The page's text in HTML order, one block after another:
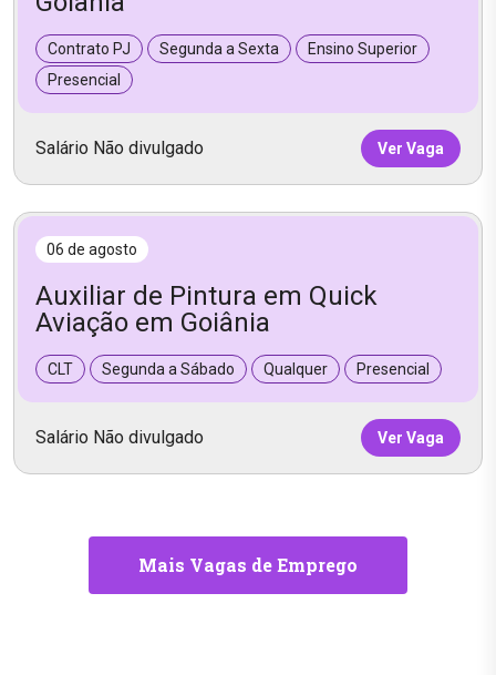
Contrato PJ Segunda a Sexta
Ensino Superior
Presencial
Salário Não divulgado Ver Vaga
06 de agosto
Auxiliar de Pintura em Quick
Aviação em Goiânia
CLT Segunda a Sábado Qualquer Presencial
Salário Não divulgado Ver Vaga
Mais Vagas de Emprego